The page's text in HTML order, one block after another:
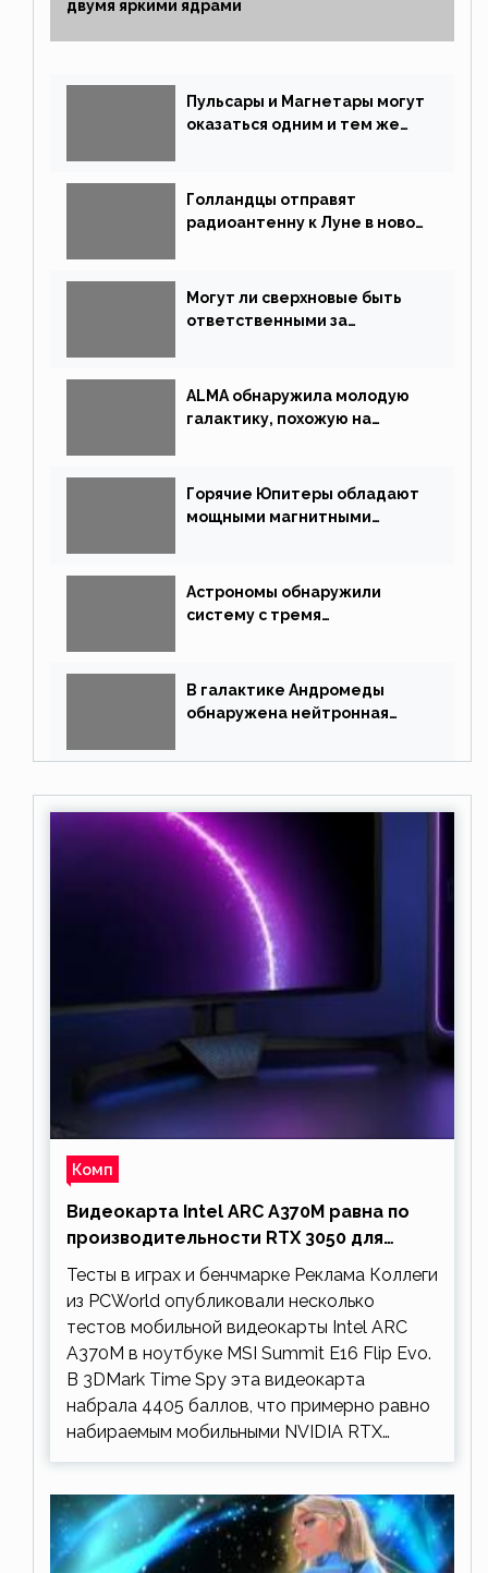
двумя яркими ядрами
Пульсары и Магнетары могут
оказаться одним и тем же
Голландцы отправят
радиоантенну к Луне в новой
Могут ли сверхновые быть
ответственными за
ALMA обнаружила молодую
галактику, похожую на
Горячие Юпитеры обладают
мощными магнитными
Астрономы обнаружили
систему с тремя
В галактике Андромеды
обнаружена нейтронная
Комп
Видеокарта Intel ARC A370M равна по
производительности RTX 3050 для
ноутбуков
Тесты в играх и бенчмарке Реклама Коллеги
из PCWorld опубликовали несколько
тестов мобильной видеокарты Intel ARC
A370M в ноутбуке MSI Summit E16 Flip Evo.
В 3DMark Time Spy эта видеокарта
набрала 4405 баллов, что примерно равно
набираемым мобильными NVIDIA RTX…